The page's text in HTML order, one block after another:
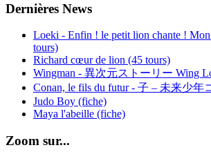
Dernières News
Loeki - Enfin ! le petit lion chante !
tours)
Richard cœur de lion (45 tours)
Wingman - 異次元ストーリー Wing
Conan, le fils du futur - 子 – 未来少年
Judo Boy (fiche)
Maya l'abeille (fiche)
Zoom sur...